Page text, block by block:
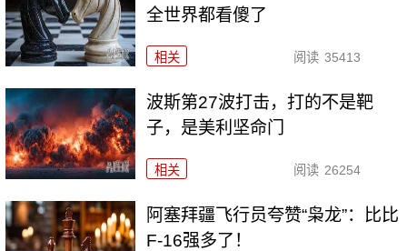
全世界都看傻了
相关 阅读 35413
波斯第27波打击，打的不是靶
子，是美利坚命门
相关 阅读 26254
阿塞拜疆飞行员夸赞“枭龙”：比比
F-16强多了！